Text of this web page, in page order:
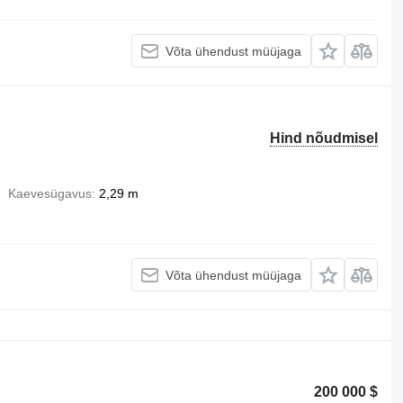
Võta ühendust müüjaga
Hind nõudmisel
Kaevesügavus 2,29 m
Võta ühendust müüjaga
200 000 $